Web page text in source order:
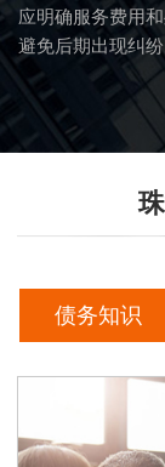
应明确服务费用和
避免后期出现纠
用标准也体现了
信度。
债务知识